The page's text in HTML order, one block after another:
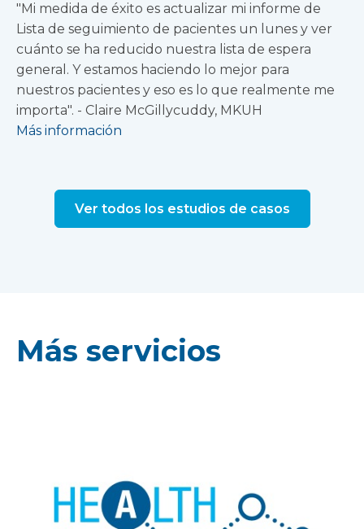
"Mi medida de éxito es actualizar mi informe de
Lista de seguimiento de pacientes un lunes y ver
cuánto se ha reducido nuestra lista de espera
general. Y estamos haciendo lo mejor para
nuestros pacientes y eso es lo que realmente me
importa". - Claire McGillycuddy, MKUH
Más información
Ver todos los estudios de casos
Más servicios